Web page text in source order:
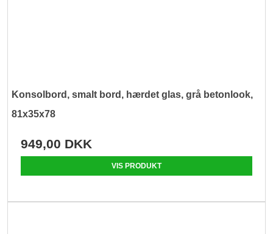
Konsolbord, smalt bord, hærdet glas, grå betonlook,
81x35x78
949,00 DKK
VIS PRODUKT